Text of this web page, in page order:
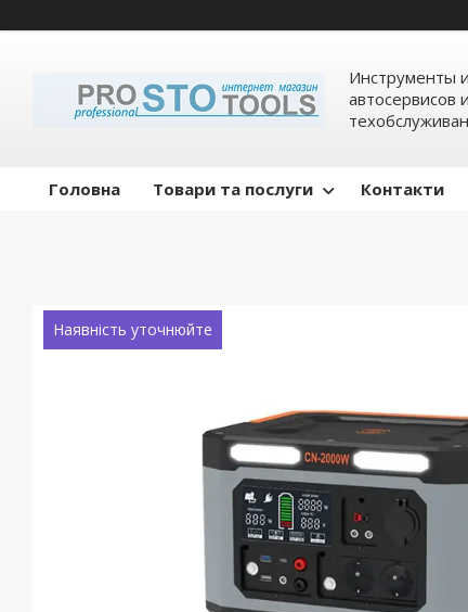
Инструменты
автосервисов
Головна Товари та послуги Контакти
Наявність уточнюйте